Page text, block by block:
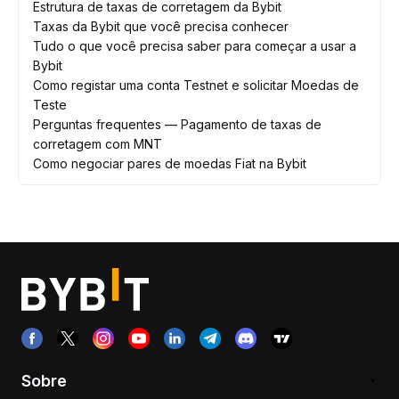
Estrutura de taxas de corretagem da Bybit
Taxas da Bybit que você precisa conhecer
Tudo o que você precisa saber para começar a usar a
Bybit
Como registar uma conta Testnet e solicitar Moedas de
Teste
Perguntas frequentes — Pagamento de taxas de
corretagem com MNT
Como negociar pares de moedas Fiat na Bybit
Sobre